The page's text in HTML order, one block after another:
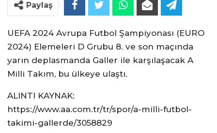
Paylaş
UEFA 2024 Avrupa Futbol Şampiyonası (EURO
2024) Elemeleri D Grubu 8. ve son maçında
yarın deplasmanda Galler ile karşılaşacak A
Milli Takım, bu ülkeye ulaştı.
ALINTI KAYNAK:
https://www.aa.com.tr/tr/spor/a-milli-futbol-
takimi-gallerde/3058829